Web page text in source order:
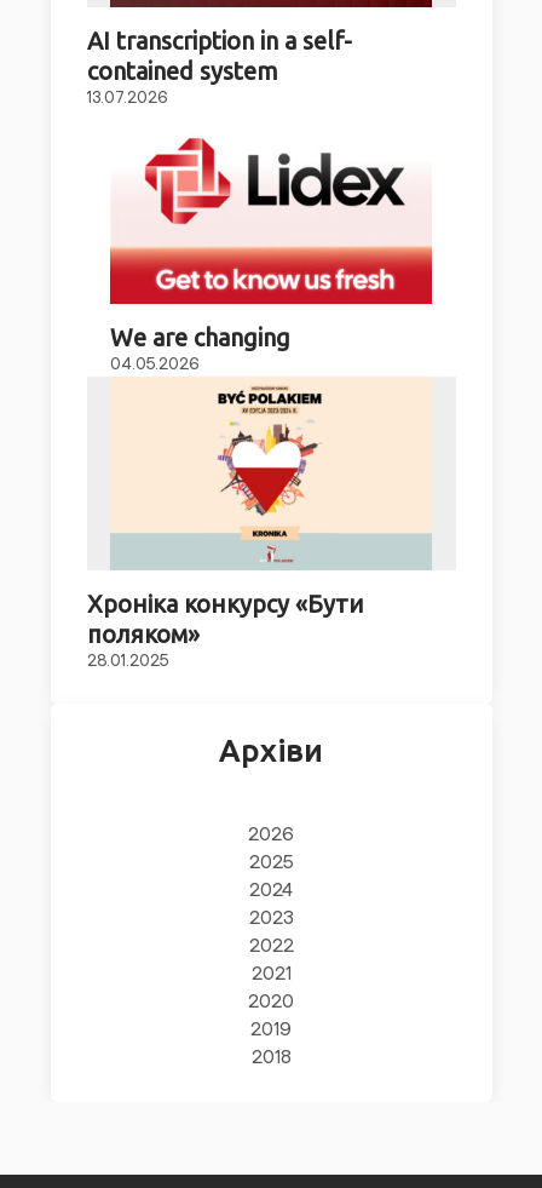
AI transcription in a self-
contained system
13.07.2026
We are changing
04.05.2026
Хроніка конкурсу «Бути
поляком»
28.01.2025
Архіви
2026
2025
2024
2023
2022
2021
2020
2019
2018